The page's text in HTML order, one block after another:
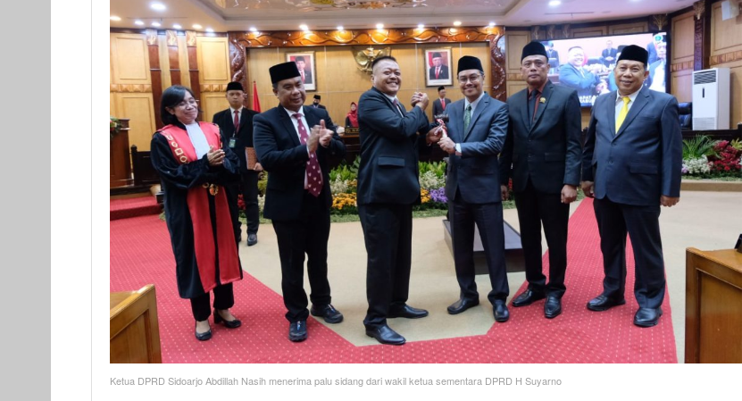
Ketua DPRD Sidoarjo Abdillah Nasih menerima palu sidang dari wakil ketua sementara DPRD H Suyarno